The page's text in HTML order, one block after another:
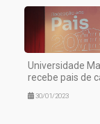
Universidade
recebe pais de
30/01/2023